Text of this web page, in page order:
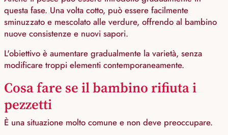
questa fase. Una volta cotto, può essere facilmente
sminuzzato e mescolato alle verdure, offrendo al bambino
nuove consistenze e nuovi sapori.
L'obiettivo è aumentare gradualmente la varietà, senza
modificare troppi elementi contemporaneamente.
Cosa fare se il bambino rifiuta i
pezzetti
È una situazione molto comune e non deve preoccupare.